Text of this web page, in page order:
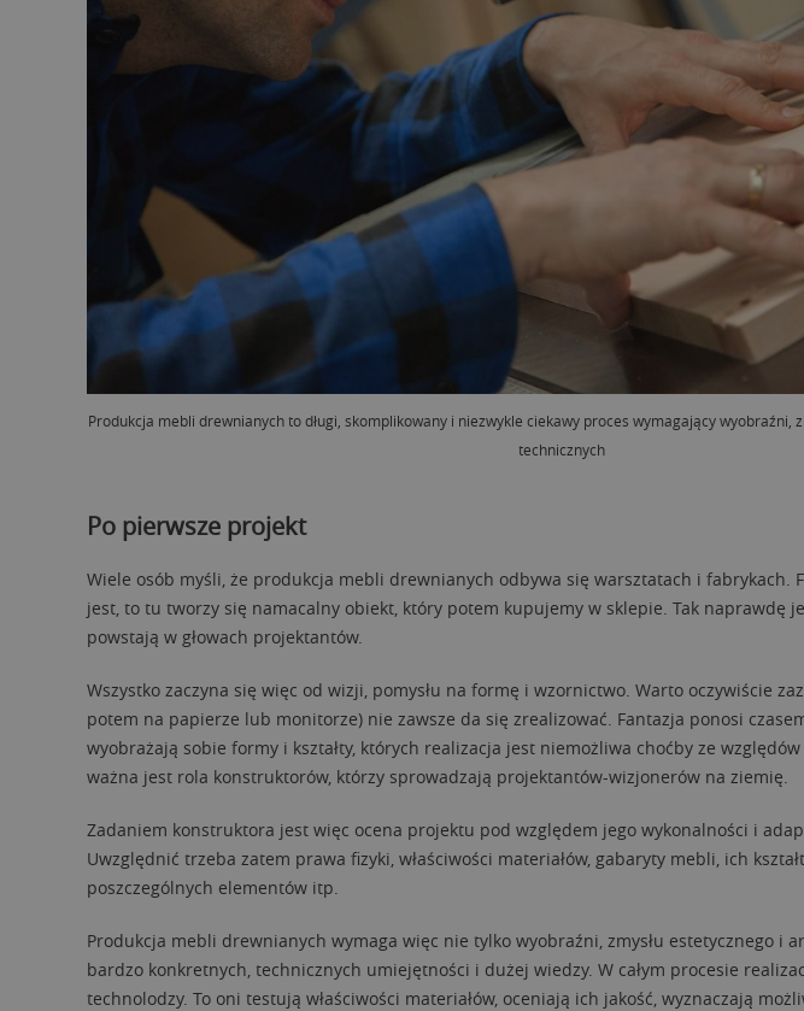
Produkcja mebli drewnianych to długi, skomplikowany i niezwykle ciekawy proces wymagający wyobraźni,
technicznych
Po pierwsze projekt
Wiele osób myśli, że produkcja mebli drewnianych odbywa się warsztatach i fabrykach.
jest, to tu tworzy się namacalny obiekt, który potem kupujemy w sklepie. Tak naprawdę
powstają w głowach projektantów.
Wszystko zaczyna się więc od wizji, pomysłu na formę i wzornictwo. Warto oczywiście
potem na papierze lub monitorze) nie zawsze da się zrealizować. Fantazja ponosi
wyobrażają sobie formy i kształty, których realizacja jest niemożliwa choćby ze
ważna jest rola konstruktorów, którzy sprowadzają projektantów-wizjonerów na ziemię.
Zadaniem konstruktora jest więc ocena projektu pod względem jego wykonalności i
Uwzględnić trzeba zatem prawa fizyki, właściwości materiałów, gabaryty mebli, ich
poszczególnych elementów itp.
Produkcja mebli drewnianych wymaga więc nie tylko wyobraźni, zmysłu estetycznego i
bardzo konkretnych, technicznych umiejętności i dużej wiedzy. W całym procesie
technolodzy. To oni testują właściwości materiałów, oceniają ich jakość, wyznaczają